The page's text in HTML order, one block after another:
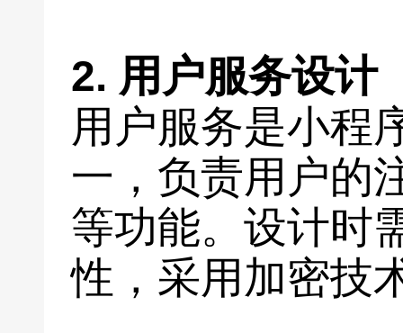
2. 用户服务设计
用户服务是小程
一，负责用户的
等功能。设计时
性，采用加密技